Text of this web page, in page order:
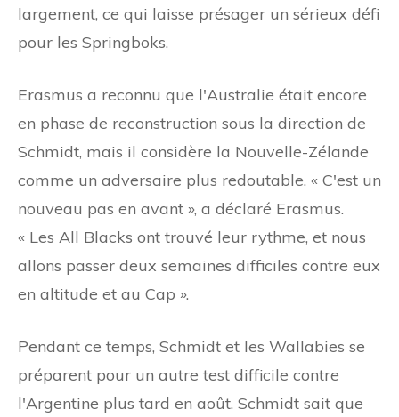
largement, ce qui laisse présager un sérieux défi
pour les Springboks.
Erasmus a reconnu que l'Australie était encore
en phase de reconstruction sous la direction de
Schmidt, mais il considère la Nouvelle-Zélande
comme un adversaire plus redoutable. « C'est un
nouveau pas en avant », a déclaré Erasmus.
« Les All Blacks ont trouvé leur rythme, et nous
allons passer deux semaines difficiles contre eux
en altitude et au Cap ».
Pendant ce temps, Schmidt et les Wallabies se
préparent pour un autre test difficile contre
l'Argentine plus tard en août. Schmidt sait que